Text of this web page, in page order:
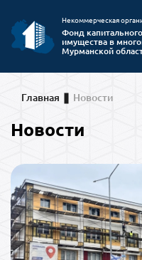
Некоммерческая
Фонд
имущества в
Мурманской
Главная Новости
Новости